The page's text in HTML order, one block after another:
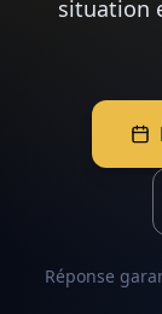
situation
Réponse